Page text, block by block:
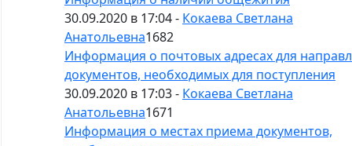
30.09.2020 в 17:04 - Кокаева Светлана
Анатольевна1682
Информация о почтовых адресах для
документов, необходимых для поступления
30.09.2020 в 17:03 - Кокаева Светлана
Анатольевна1671
Информация о местах приема документов,